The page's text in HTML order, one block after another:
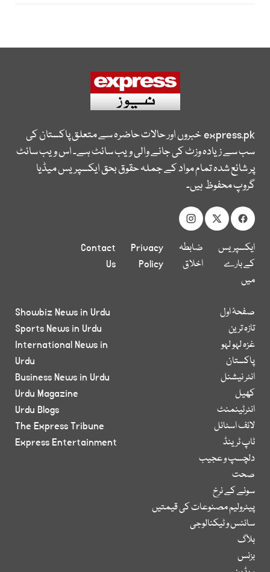
express.pkخبروں اور حالات حاضرہ سے متعلق پاکستان کی
سب سے زیادہ وزٹ کی جانے والی ویب سائٹ ہے۔ اس ویب سائٹ
پر شائع شدہ تمام مواد کے جملہ حقوق بحق ایکسپریس میڈیا
گروپ محفوظ ہیں۔
ایکسپریس
کے بارے
میں
ضابطہ
اخلاق
Privacy
Policy
Contact
Us
صفحۂ اول
تازہ ترین
غزہ لہو لہو
پاکستان
انٹر نیشنل
کھیل
انٹرٹینمنٹ
لائف اسٹائل
ٹاپ ٹرینڈ
دلچسپ و عجیب
صحت
سونے کے نرخ
پیٹرولیم مصنوعات کی قیمتیں
سائنس و ٹیکنالوجی
بلاگ
بزنس
Showbiz News in Urdu
Sports News in Urdu
International News in
Urdu
Business News in Urdu
Urdu Magazine
Urdu Blogs
The Express Tribune
Express Entertainment